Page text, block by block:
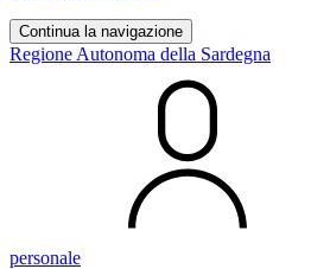
Continua la navigazione
Regione Autonoma della Sardegna
personale